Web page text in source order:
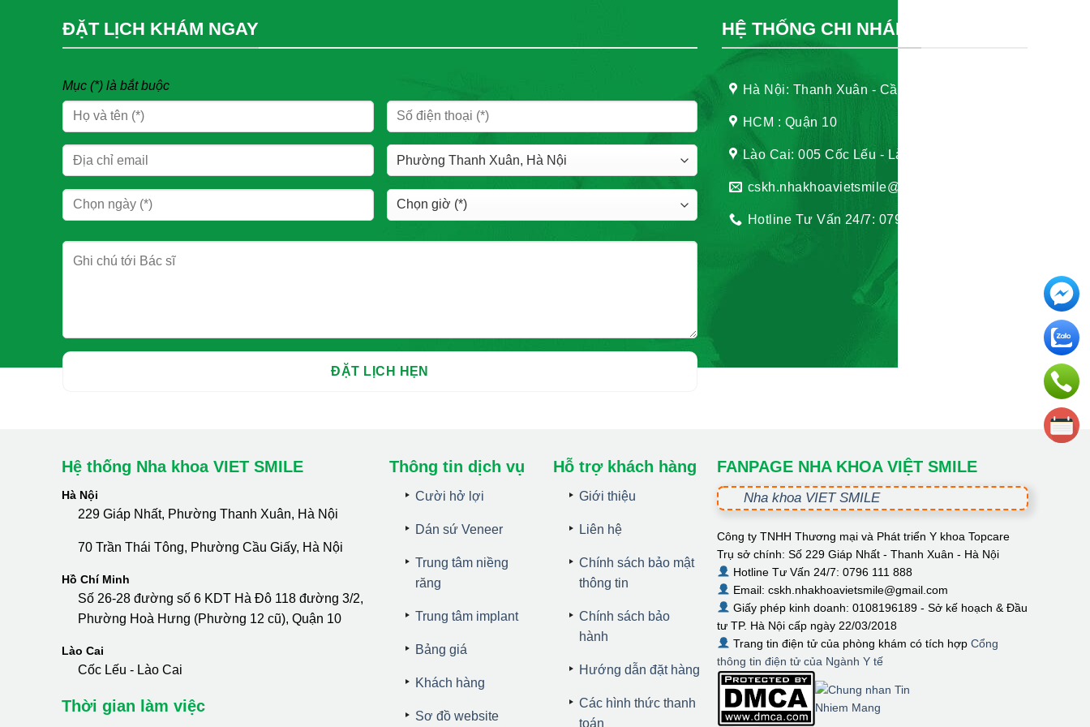
ĐẶT LỊCH KHÁM NGAY
Mục (*) là bắt buộc
HỆ THỐNG CHI NHÁNH
Hà Nội: Thanh Xuân - Cầu Giấy
HCM : Quận 10
Lào Cai: 005 Cốc Lếu - Lào Cai
cskh.nhakhoavietsmile@gmail.com
Hotline Tư Vấn 24/7: 0796 111 888
Hệ thống Nha khoa VIET SMILE
Hà Nội
229 Giáp Nhất, Phường Thanh Xuân, Hà Nội
70 Trần Thái Tông, Phường Cầu Giấy, Hà Nội
Hồ Chí Minh
Số 26-28 đường số 6 KDT Hà Đô 118 đường 3/2,
Phường Hoà Hưng (Phường 12 cũ), Quận 10
Lào Cai
Cốc Lếu - Lào Cai
Thời gian làm việc
Thông tin dịch vụ
Cười hở lợi
Dán sứ Veneer
Trung tâm niềng
răng
Trung tâm implant
Bảng giá
Khách hàng
Sơ đồ website
Hỗ trợ khách hàng
Giới thiệu
Liên hệ
Chính sách bảo mật
thông tin
Chính sách bảo
hành
Hướng dẫn đặt hàng
Các hình thức thanh
toán
FANPAGE NHA KHOA VIỆT SMILE
Nha khoa VIET SMILE
Công ty TNHH Thương mại và Phát triển Y khoa Topcare
Trụ sở chính: Số 229 Giáp Nhất - Thanh Xuân - Hà Nội
Hotline Tư Vấn 24/7: 0796 111 888
Email: cskh.nhakhoavietsmile@gmail.com
Giấy phép kinh doanh: 0108196189 - Sở kế hoạch & Đầu
tư TP. Hà Nội cấp ngày 22/03/2018
Trang tin điện tử của phòng khám có tích hợp Cổng
thông tin điện tử của Ngành Y tế